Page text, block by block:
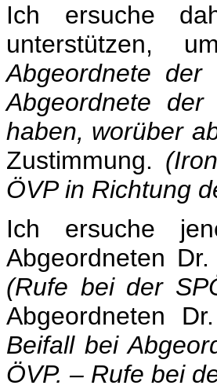
Ich ersuche
unterstützen,
Abgeordnete
Abgeordnete
haben, worüber
Zustimmung.
ÖVP in Richtung
Ich ersuche
Abgeordneten
(Rufe bei der
Abgeordneten
Beifall bei
ÖVP. – Rufe bei